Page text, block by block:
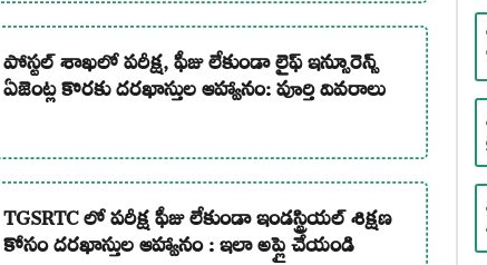
పోస్టల్ శాఖలో పరీక్ష, ఫీజు లేకుండా లైఫ్ ఇన్సూరెన్స్
ఏజెంట్ల కొరకు దరఖాస్తుల ఆహ్వానం: పూర్తి వివరాలు
TGSRTC లో పరీక్ష ఫీజు లేకుండా ఇండస్ట్రియల్ శిక్షణ
కోసం దరఖాస్తుల ఆహ్వానం : ఇలా అప్లై చేయండి